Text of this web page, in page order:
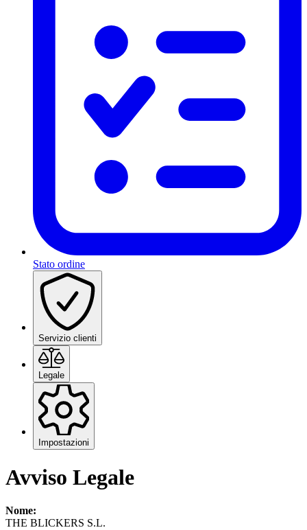
Stato ordine
Servizio clienti
Legale
Impostazioni
Avviso Legale
Nome:
THE BLICKERS S.L.